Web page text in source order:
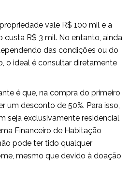
vale R$ 100 mil e a
custa R$ 3 mil. No entanto, ainda
das condições ou do
o ideal é consultar diretamente
é que, na compra do primeiro
um desconto de 50%. Para isso,
seja exclusivamente residencial
Financeiro de Habitação
pode ter tido qualquer
mesmo que devido à doação